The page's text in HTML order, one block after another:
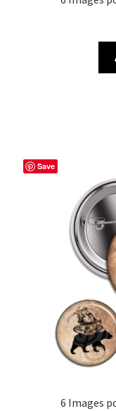
Save
6 Images